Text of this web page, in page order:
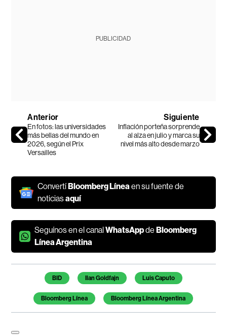
PUBLICIDAD
Anterior
En fotos: las universidades
más bellas del mundo en
2026, según el Prix
Versailles
Siguiente
Inflación porteña sorprende
al alza en julio y marca su
nivel más alto desde marzo
ConvertíBloomberg Líneaen su fuente de
noticiasaquí
Seguínos en el canalWhatsAppdeBloomberg
Línea Argentina
Temas de este artículo
BID Ilan Goldfajn Luis Caputo
Bloomberg Línea Bloomberg Línea Argentina